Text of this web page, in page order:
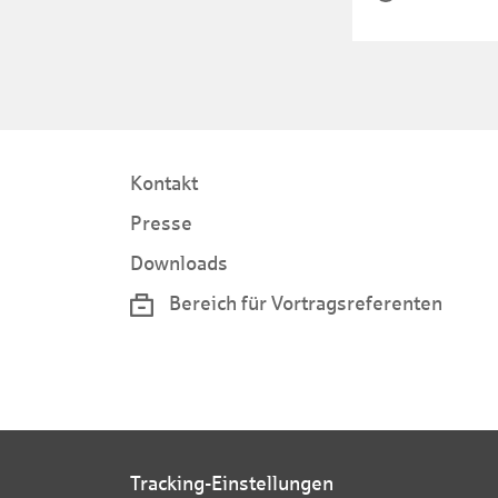
Kontakt
Presse
Downloads
Bereich für Vortragsreferenten
Tracking-Einstellungen